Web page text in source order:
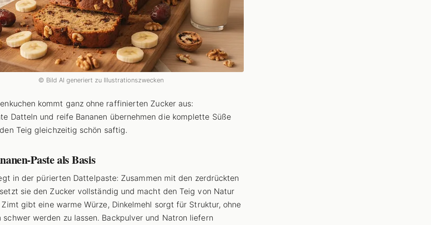
© Bild AI generiert zu Illustrationszwecken
kommt ganz ohne raffinierten Zucker aus:
Datteln und reife Bananen übernehmen die komplette Süße
Teig gleichzeitig schön saftig.
Paste als Basis
in der pürierten Dattelpaste: Zusammen mit den zerdrückten
sie den Zucker vollständig und macht den Teig von Natur
gibt eine warme Würze, Dinkelmehl sorgt für Struktur, ohne
schwer werden zu lassen. Backpulver und Natron liefern